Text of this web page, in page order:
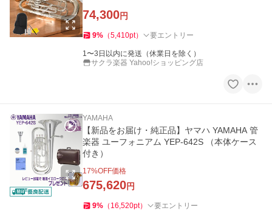
74,300円
9% （5,410pt） 要エントリー
1〜3日以内に発送（休業日を除く）
サクラ楽器 Yahoo!ショッピング店
YAMAHA
【新品をお届け・純正品】ヤマハ YAMAHA 管
楽器 ユーフォニアム YEP-642S （本体ケース
付き）
17%OFF価格
675,620円
9% （ 16,520pt） 要エントリー